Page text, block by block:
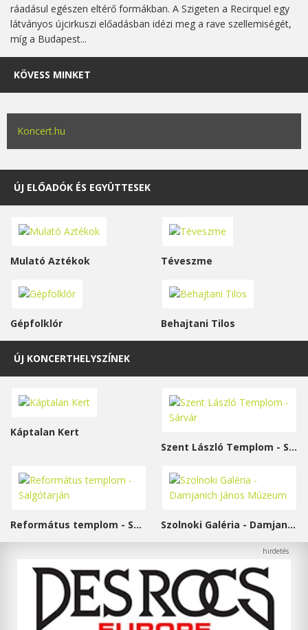
ráadásul egészen eltérő formákban. A Szigeten a Recirquel egy
látványos újcirkuszi előadásban idézi meg a rave szellemiségét,
míg a Budapest...
KÖVESS MINKET
Koncert.hu
ÚJ ELŐADÓK ÉS EGYÜTTESEK
Mulató Aztékok Téveszme
Gépfolklór Behajtani Tilos
ÚJ KONCERTHELYSZÍNEK
Káptalan Kert
Szent László Templom - Sárvár
Református templom - Salgótarján Szolnoki Galéria - Damjanich János Múzeum